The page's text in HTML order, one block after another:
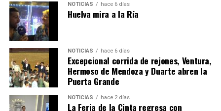
4º DÍA DE LAS FIESTAS COLOMBINAS 2026
hace 1 semana · Huelvatv
NOTICIAS hace 6 días
Huelva mira a la Ría
NOTICIAS hace 6 días
Excepcional corrida de rejones, Ventura,
Hermoso de Mendoza y Duarte abren la
Puerta Grande
NOTICIAS hace 2 días
La Feria de la Cinta regresa con